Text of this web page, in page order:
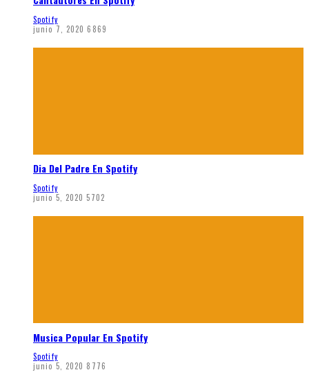
Spotify
junio 7, 2020 6869
Dia Del Padre En Spotify
Spotify
junio 5, 2020 5702
Musica Popular En Spotify
Spotify
junio 5, 2020 8776